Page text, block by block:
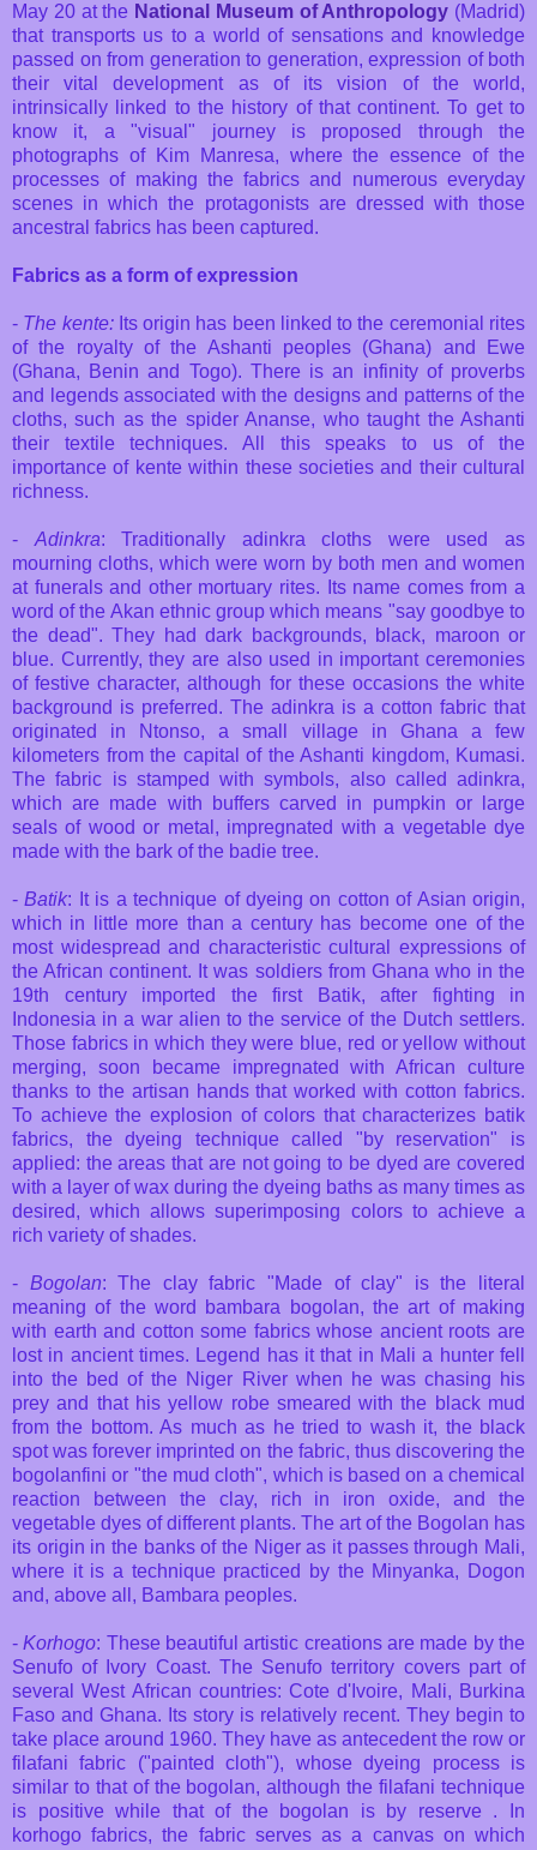
May 20 at the National Museum of Anthropology (Madrid)
that transports us to a world of sensations and knowledge
passed on from generation to generation, expression of both
their vital development as of its vision of the world,
intrinsically linked to the history of that continent. To get to
know it, a "visual" journey is proposed through the
photographs of Kim Manresa, where the essence of the
processes of making the fabrics and numerous everyday
scenes in which the protagonists are dressed with those
ancestral fabrics has been captured.
Fabrics as a form of expression
- The kente:Its origin has been linked to the ceremonial rites
of the royalty of the Ashanti peoples (Ghana) and Ewe
(Ghana, Benin and Togo). There is an infinity of proverbs
and legends associated with the designs and patterns of the
cloths, such as the spider Ananse, who taught the Ashanti
their textile techniques. All this speaks to us of the
importance of kente within these societies and their cultural
richness.
- Adinkra: Traditionally adinkra cloths were used as
mourning cloths, which were worn by both men and women
at funerals and other mortuary rites. Its name comes from a
word of the Akan ethnic group which means "say goodbye to
the dead". They had dark backgrounds, black, maroon or
blue. Currently, they are also used in important ceremonies
of festive character, although for these occasions the white
background is preferred. The adinkra is a cotton fabric that
originated in Ntonso, a small village in Ghana a few
kilometers from the capital of the Ashanti kingdom, Kumasi.
The fabric is stamped with symbols, also called adinkra,
which are made with buffers carved in pumpkin or large
seals of wood or metal, impregnated with a vegetable dye
made with the bark of the badie tree.
-Batik: It is a technique of dyeing on cotton of Asian origin,
which in little more than a century has become one of the
most widespread and characteristic cultural expressions of
the African continent. It was soldiers from Ghana who in the
19th century imported the first Batik, after fighting in
Indonesia in a war alien to the service of the Dutch settlers.
Those fabrics in which they were blue, red or yellow without
merging, soon became impregnated with African culture
thanks to the artisan hands that worked with cotton fabrics.
To achieve the explosion of colors that characterizes batik
fabrics, the dyeing technique called "by reservation" is
applied: the areas that are not going to be dyed are covered
with a layer of wax during the dyeing baths as many times as
desired, which allows superimposing colors to achieve a
rich variety of shades.
- Bogolan: The clay fabric "Made of clay" is the literal
meaning of the word bambara bogolan, the art of making
with earth and cotton some fabrics whose ancient roots are
lost in ancient times. Legend has it that in Mali a hunter fell
into the bed of the Niger River when he was chasing his
prey and that his yellow robe smeared with the black mud
from the bottom. As much as he tried to wash it, the black
spot was forever imprinted on the fabric, thus discovering the
bogolanfini or "the mud cloth", which is based on a chemical
reaction between the clay, rich in iron oxide, and the
vegetable dyes of different plants. The art of the Bogolan has
its origin in the banks of the Niger as it passes through Mali,
where it is a technique practiced by the Minyanka, Dogon
and, above all, Bambara peoples.
-Korhogo: These beautiful artistic creations are made by the
Senufo of Ivory Coast. The Senufo territory covers part of
several West African countries: Cote d'Ivoire, Mali, Burkina
Faso and Ghana. Its story is relatively recent. They begin to
take place around 1960. They have as antecedent the row or
filafani fabric ("painted cloth"), whose dyeing process is
similar to that of the bogolan, although the filafani technique
is positive while that of the bogolan is by reserve . In
korhogo fabrics, the fabric serves as a canvas on which